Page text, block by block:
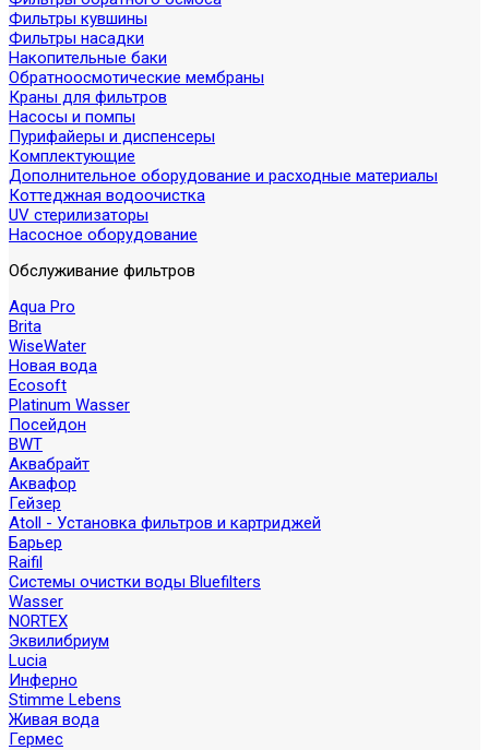
Фильтры кувшины
Фильтры насадки
Накопительные баки
Обратноосмотические мембраны
Краны для фильтров
Насосы и помпы
Пурифайеры и диспенсеры
Комплектующие
Дополнительное оборудование и расходные материалы
Коттеджная водоочистка
UV стерилизаторы
Насосное оборудование
Обслуживание фильтров
Aqua Pro
Brita
WiseWater
Новая вода
Ecosoft
Platinum Wasser
Посейдон
BWT
Аквабрайт
Аквафор
Гейзер
Atoll - Установка фильтров и картриджей
Барьер
Raifil
Системы очистки воды Bluefilters
Wasser
NORTEX
Эквилибриум
Lucia
Инферно
Stimme Lebens
Живая вода
Гермес